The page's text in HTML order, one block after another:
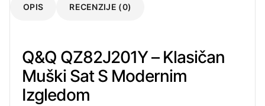
OPIS RECENZIJE (0)
Q&Q QZ82J201Y – Klasičan
Muški Sat S Modernim
Izgledom